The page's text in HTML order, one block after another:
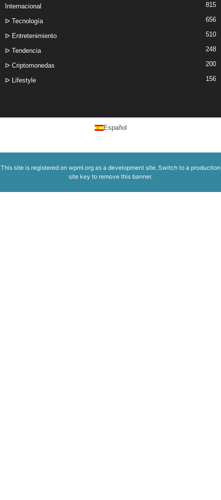
Internacional 815
ᐅ Tecnología 656
ᐅ Entretenimiento 510
ᐅ Tendencia 248
ᐅ Criptomonedas 200
ᐅ Lifestyle 156
Español
This site is registered on wpml.org as a development site. Switch to a production
site key to remove this banner.